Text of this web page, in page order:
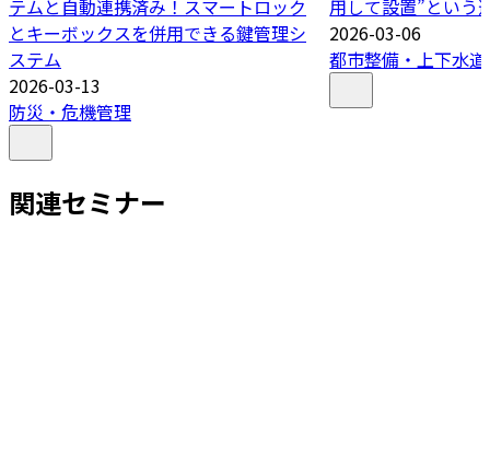
テムと自動連携済み！スマートロック
とキーボックスを併用できる鍵管理シ
ステム
2026-03-13
防災・危機管理
用して設置”という
2026-03-06
都市整備・上下水道
関連セミナー